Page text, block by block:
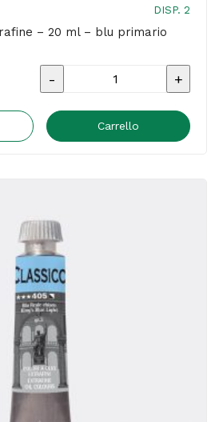
DISP. 2
– 20 ml – blu primario
Colore
olio
20
ml
-
blu
primario
cyan
-
Maimeri
quantità
Carrello